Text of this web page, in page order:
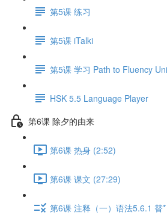
第5课 练习
第5课 iTalki
第5课 学习 Path to Fluency
HSK 5.5 Language Player
第6课 除夕的由来
第6课 热身 (2:52)
第6课 课文 (27:29)
第6课 注释（一）语法5.6.1 替